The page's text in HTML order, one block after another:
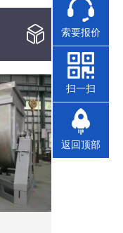
索要报价
扫一扫
返回顶部